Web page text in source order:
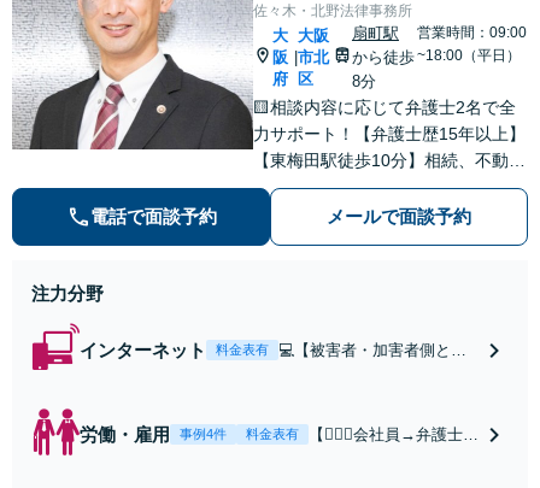
佐々木・北野法律事務所
大
阪
府
大阪
市北
区
扇町駅
から徒歩
8分
営業時間：09:00
~18:00（平日）
🟨相談内容に応じて弁護士2名で全
力サポート！【弁護士歴15年以上】
【東梅田駅徒歩10分】相続、不動
産、売掛金の回収など多数の実績あ
り◎誠実＆丁寧なサポートを心がけ
ます。個人、法人問わずお気軽にご
電話で面談予約 メールで面談予約
注力分野
インターネット 料金表有
💻【被害者・加害者側とも
名誉毀損・発信者情報開示
などネットトラブル対応し
労働・雇用 事例4件 料金表有
【👷🏻‍♂️会社員→弁護士